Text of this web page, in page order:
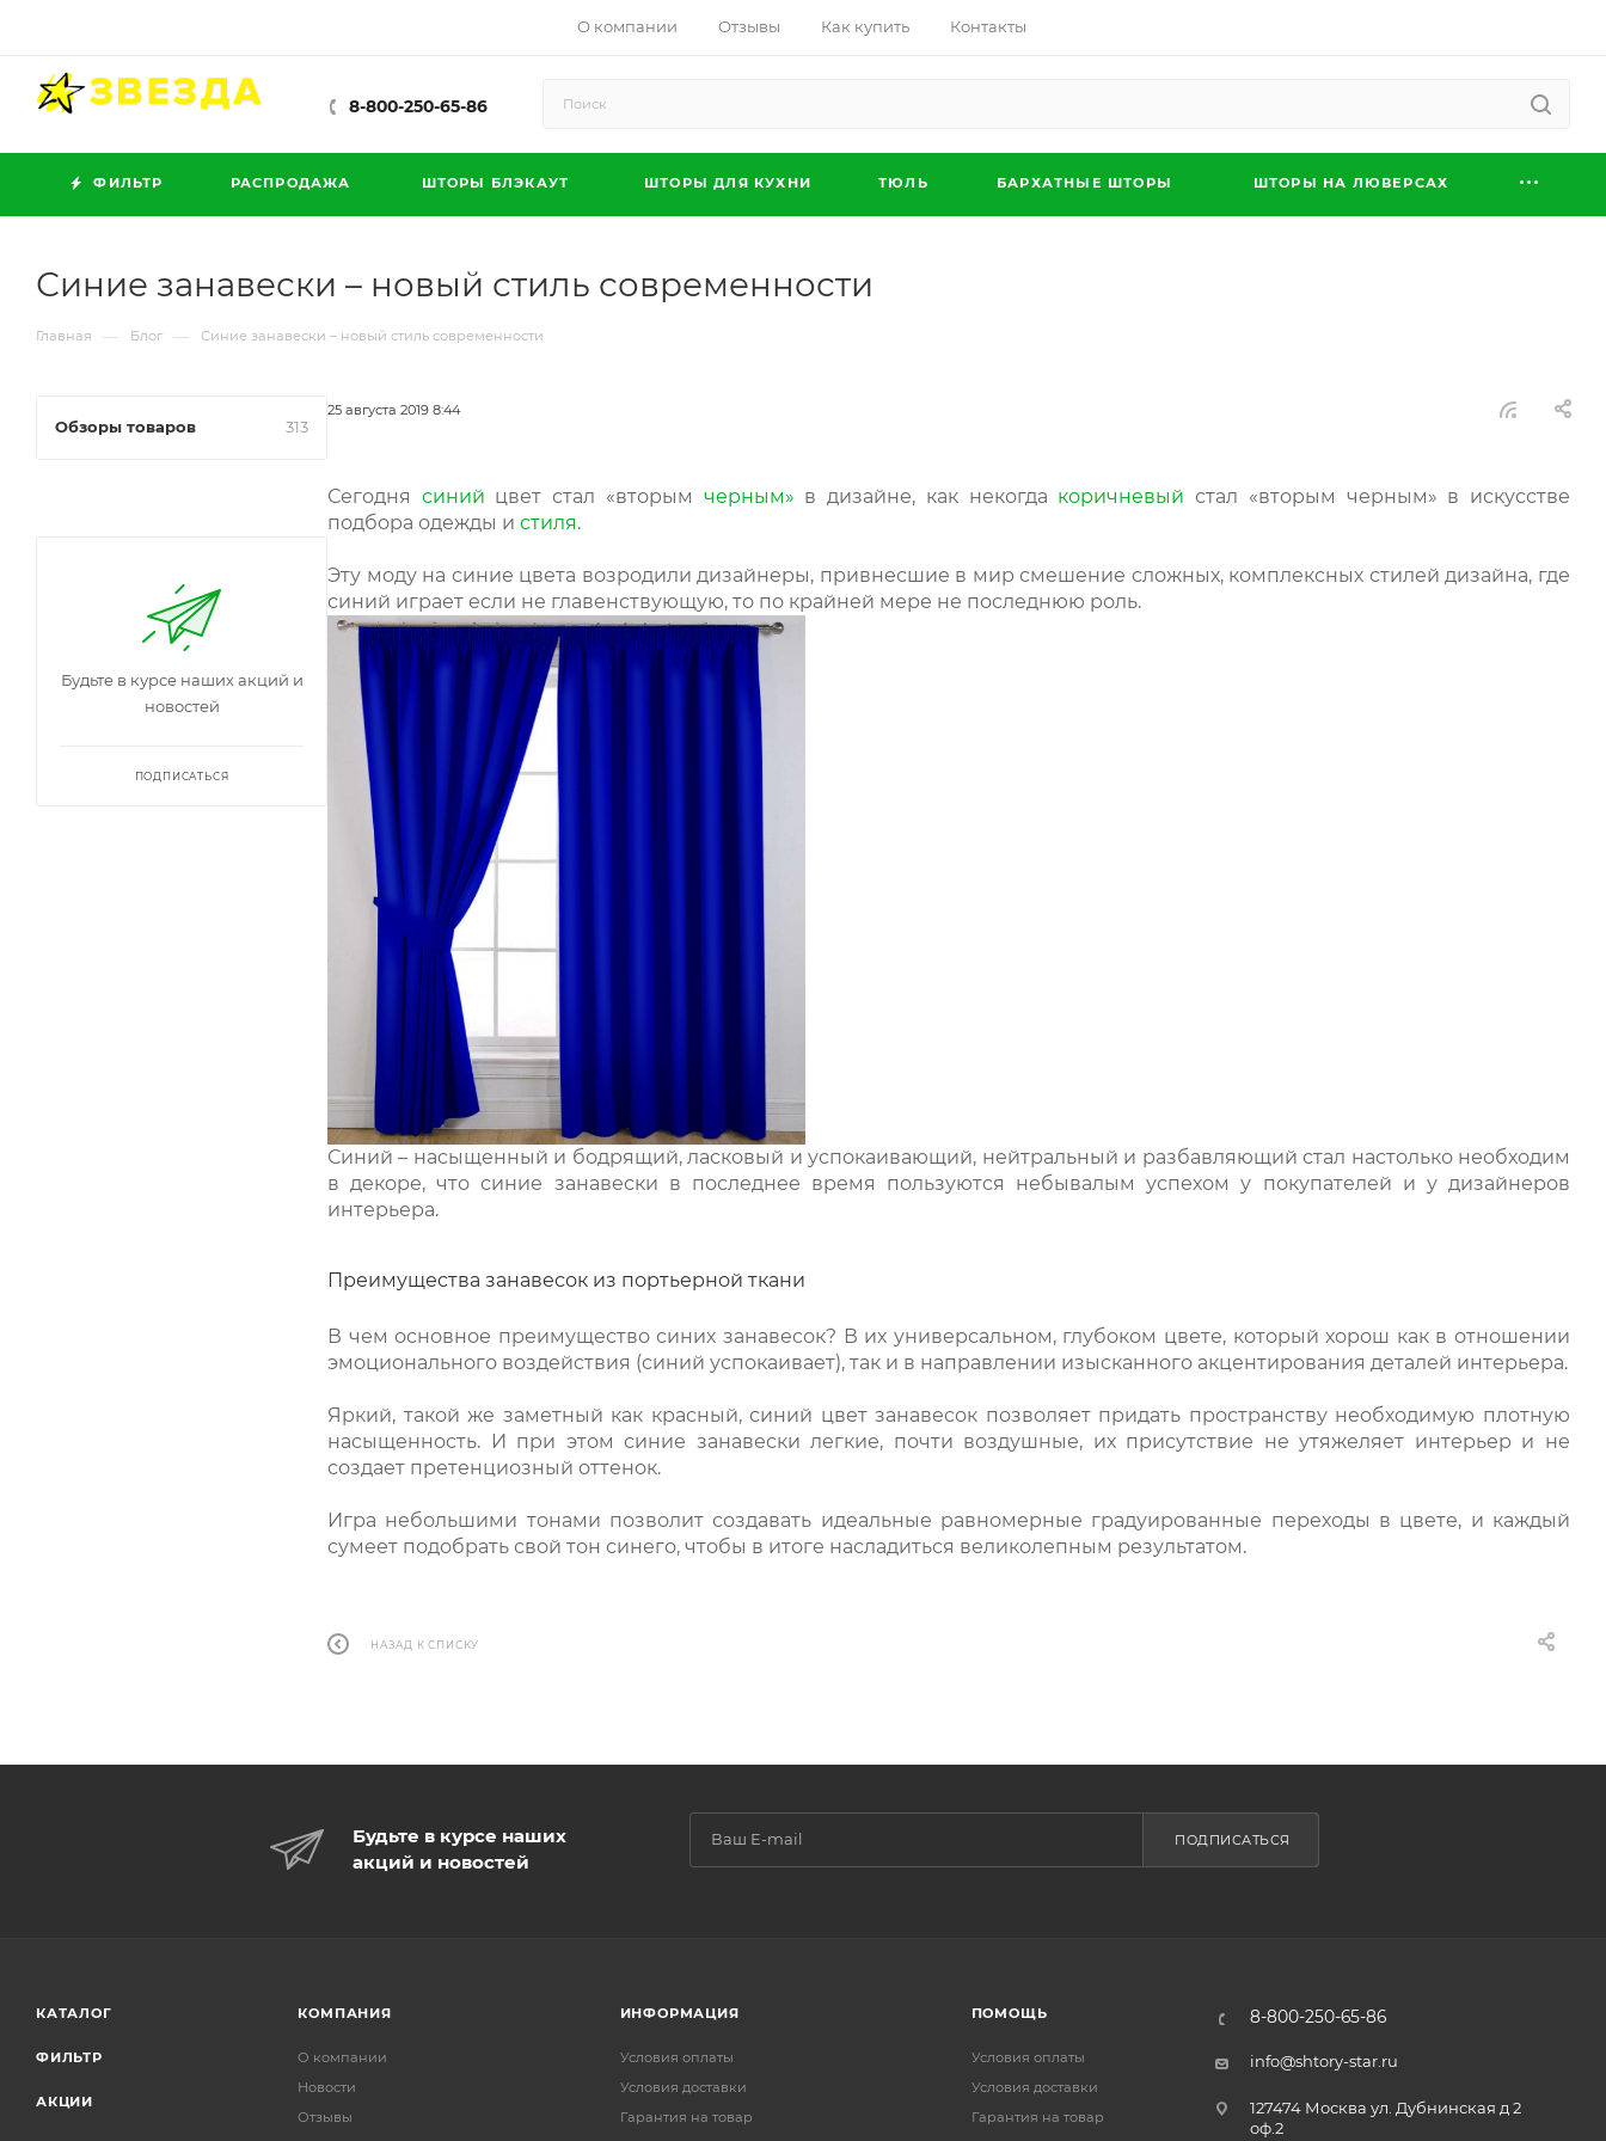
О компании Отзывы Как купить Контакты
8-800-250-65-86
ФИЛЬТР РАСПРОДАЖА ШТОРЫ БЛЭКАУТ ШТОРЫ ДЛЯ КУХНИ ТЮЛЬ БАРХАТНЫЕ ШТОРЫ ШТОРЫ НА ЛЮВЕРСАХ
Синие занавески – новый стиль современности
Главная — Блог — Синие занавески – новый стиль современности
25 августа 2019 8:44
Сегодня синий цвет стал «вторым черным» в дизайне, как некогда коричневый стал «вторым черным» в искусстве
подбора одежды и стиля.
Эту моду на синие цвета возродили дизайнеры, привнесшие в мир смешение сложных, комплексных стилей дизайна, где
синий играет если не главенствующую, то по крайней мере не последнюю роль.
Синий – насыщенный и бодрящий, ласковый и успокаивающий, нейтральный и разбавляющий стал настолько необходим
в декоре, что синие занавески в последнее время пользуются небывалым успехом у покупателей и у дизайнеров
интерьера.
Преимущества занавесок из портьерной ткани
В чем основное преимущество синих занавесок? В их универсальном, глубоком цвете, который хорош как в отношении
эмоционального воздействия (синий успокаивает), так и в направлении изысканного акцентирования деталей интерьера.
Яркий, такой же заметный как красный, синий цвет занавесок позволяет придать пространству необходимую плотную
насыщенность. И при этом синие занавески легкие, почти воздушные, их присутствие не утяжеляет интерьер и не
создает претенциозный оттенок.
Игра небольшими тонами позволит создавать идеальные равномерные градуированные переходы в цвете, и каждый
сумеет подобрать свой тон синего, чтобы в итоге насладиться великолепным результатом.
НАЗАД К СПИСКУ
Обзоры товаров 313
Будьте в курсе наших акций и
новостей
ПОДПИСАТЬСЯ
Будьте в курсе наших
акций и новостей
ПОДПИСАТЬСЯ
КАТАЛОГ
ФИЛЬТР
АКЦИИ
КОМПАНИЯ
О компании
Новости
Отзывы
ИНФОРМАЦИЯ
Условия оплаты
Условия доставки
Гарантия на товар
ПОМОЩЬ
Условия оплаты
Условия доставки
Гарантия на товар
8-800-250-65-86
info@shtory-star.ru
127474 Москва ул. Дубнинская д 2
оф.2